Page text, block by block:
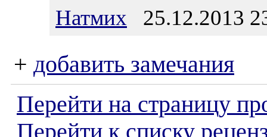
Натмих 25.12.2013
+ добавить замечания
Перейти на страницу
Перейти к списку